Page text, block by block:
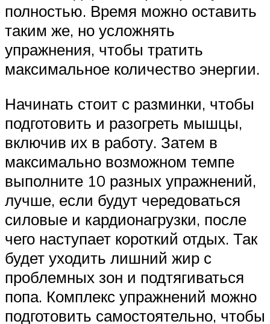
полностью. Время можно оставить
таким же, но усложнять
упражнения, чтобы тратить
максимальное количество энергии.
Начинать стоит с разминки, чтобы
подготовить и разогреть мышцы,
включив их в работу. Затем в
максимально возможном темпе
выполните 10 разных упражнений,
лучше, если будут чередоваться
силовые и кардионагрузки, после
чего наступает короткий отдых. Так
будет уходить лишний жир с
проблемных зон и подтягиваться
попа. Комплекс упражнений можно
подготовить самостоятельно, чтобы